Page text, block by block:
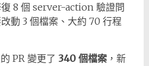
8 個 server-action 驗證問
動 3 個檔案、大約 70 行程
PR 變更了 340 個檔案，新